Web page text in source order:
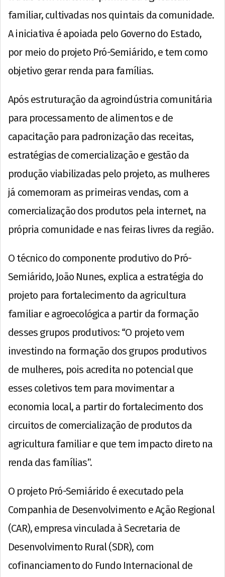
familiar, cultivadas nos quintais da comunidade.
A iniciativa é apoiada pelo Governo do Estado,
por meio do projeto Pró-Semiárido, e tem como
objetivo gerar renda para famílias.
Após estruturação da agroindústria comunitária
para processamento de alimentos e de
capacitação para padronização das receitas,
estratégias de comercialização e gestão da
produção viabilizadas pelo projeto, as mulheres
já comemoram as primeiras vendas, com a
comercialização dos produtos pela internet, na
própria comunidade e nas feiras livres da região.
O técnico do componente produtivo do Pró-
Semiárido, João Nunes, explica a estratégia do
projeto para fortalecimento da agricultura
familiar e agroecológica a partir da formação
desses grupos produtivos: “O projeto vem
investindo na formação dos grupos produtivos
de mulheres, pois acredita no potencial que
esses coletivos tem para movimentar a
economia local, a partir do fortalecimento dos
circuitos de comercialização de produtos da
agricultura familiar e que tem impacto direto na
renda das famílias”.
O projeto Pró-Semiárido é executado pela
Companhia de Desenvolvimento e Ação Regional
(CAR), empresa vinculada à Secretaria de
Desenvolvimento Rural (SDR), com
cofinanciamento do Fundo Internacional de